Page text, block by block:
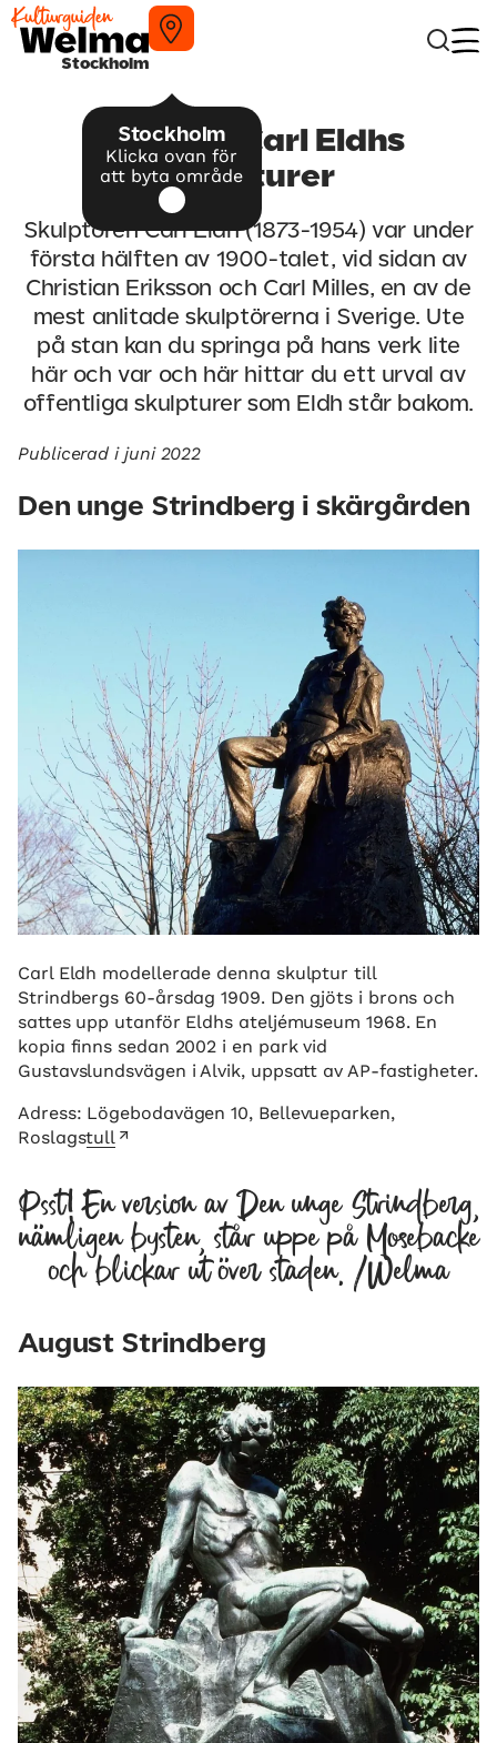
Stockholm
Stockholm
Klicka ovan för
att byta område
Upptäck Carl Eldhs
skulpturer
Skulptören Carl Eldh (1873-1954) var under
första hälften av 1900-talet, vid sidan av
Christian Eriksson och Carl Milles, en av de
mest anlitade skulptörerna i Sverige. Ute
på stan kan du springa på hans verk lite
här och var och här hittar du ett urval av
offentliga skulpturer som Eldh står bakom.
Publicerad i juni 2022
Den unge Strindberg i skärgården
Carl Eldh modellerade denna skulptur till
Strindbergs 60-årsdag 1909. Den gjöts i brons och
sattes upp utanför Eldhs ateljémuseum 1968. En
kopia finns sedan 2002 i en park vid
Gustavslundsvägen i Alvik, uppsatt av AP-fastigheter.
Adress: Lögebodavägen 10, Bellevueparken,
Roslagstull
Psst! En version av Den unge Strindberg,
nämligen bysten, står uppe på Mosebacke
och blickar ut över staden. /Welma
August Strindberg